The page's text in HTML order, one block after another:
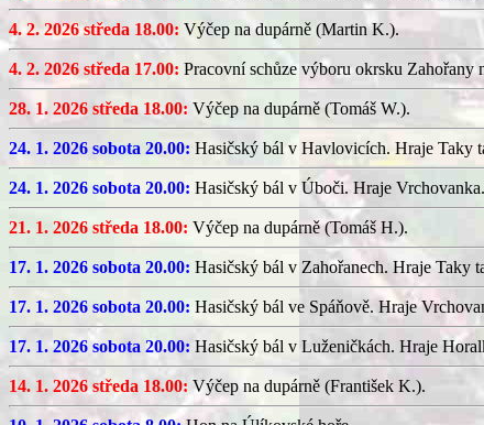
4. 2. 2026 středa 18.00: Výčep na dupárně (Martin K.).
4. 2. 2026 středa 17.00: Pracovní schůze výboru okrsku Zahořany
28. 1. 2026 středa 18.00: Výčep na dupárně (Tomáš W.).
24. 1. 2026 sobota 20.00: Hasičský bál v Havlovicích. Hraje Taky
24. 1. 2026 sobota 20.00: Hasičský bál v Úboči. Hraje Vrchovanka.
21. 1. 2026 středa 18.00: Výčep na dupárně (Tomáš H.).
17. 1. 2026 sobota 20.00: Hasičský bál v Zahořanech. Hraje Taky
17. 1. 2026 sobota 20.00: Hasičský bál ve Spáňově. Hraje
17. 1. 2026 sobota 20.00: Hasičský bál v Luženičkách. Hraje
14. 1. 2026 středa 18.00: Výčep na dupárně (František K.).